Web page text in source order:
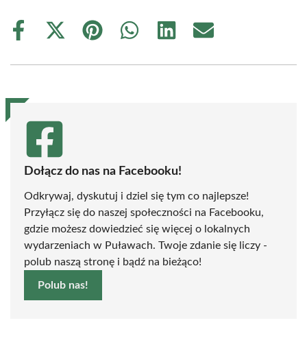
Share
Share
(Twitter)
Share
Share
Share
Share
Dołącz do nas na Facebooku!
Odkrywaj, dyskutuj i dziel się tym co najlepsze!
Przyłącz się do naszej społeczności na Facebooku,
gdzie możesz dowiedzieć się więcej o lokalnych
wydarzeniach w Puławach. Twoje zdanie się liczy -
polub naszą stronę i bądź na bieżąco!
Polub nas!